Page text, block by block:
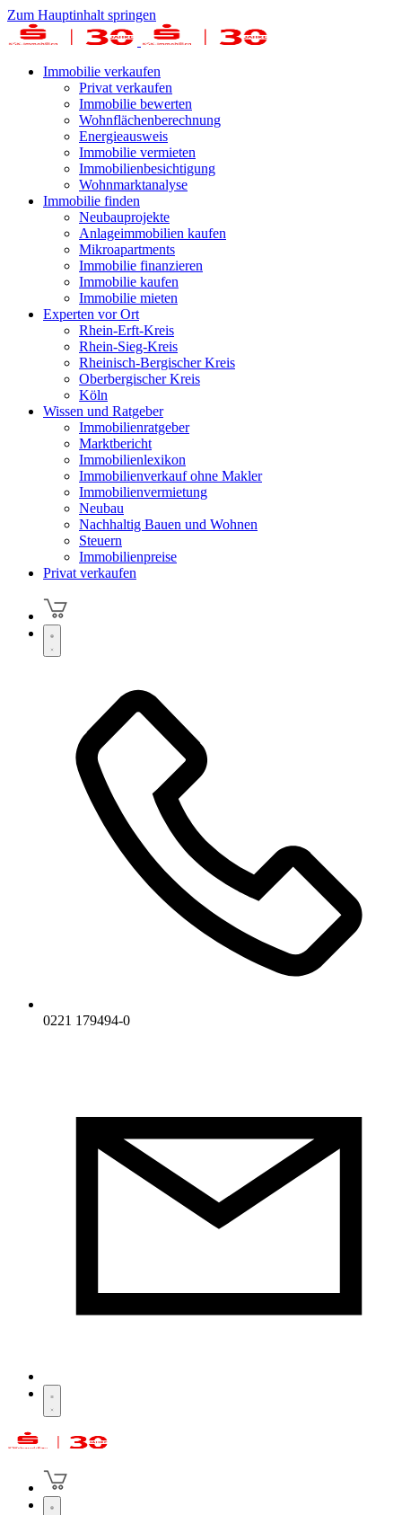
Zum Hauptinhalt springen
Immobilie verkaufen
Privat verkaufen
Immobilie bewerten
Wohnflächenberechnung
Energieausweis
Immobilie vermieten
Immobilienbesichtigung
Wohnmarktanalyse
Immobilie finden
Neubauprojekte
Anlageimmobilien kaufen
Mikroapartments
Immobilie finanzieren
Immobilie kaufen
Immobilie mieten
Experten vor Ort
Rhein-Erft-Kreis
Rhein-Sieg-Kreis
Rheinisch-Bergischer Kreis
Oberbergischer Kreis
Köln
Wissen und Ratgeber
Immobilienratgeber
Marktbericht
Immobilienlexikon
Immobilienverkauf ohne Makler
Immobilienvermietung
Neubau
Nachhaltig Bauen und Wohnen
Steuern
Immobilienpreise
Privat verkaufen
0221 179494-0